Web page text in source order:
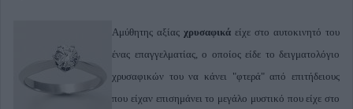
Αμύθητης αξίας χρυσαφικά είχε στο αυτοκινητό του
ένας επαγγελματίας, ο οποίος είδε το δειγματολόγιο
χρυσαφικών του να κάνει "φτερά" από επιτήδειους
που είχαν επισημάνει το μεγάλο μυστικό που είχε στο